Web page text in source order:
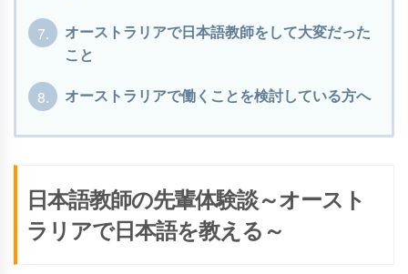
7.
オーストラリアで日本語教師をして大変だった
こと
8. オーストラリアで働くことを検討している方へ
日本語教師の先輩体験談～オースト
ラリアで日本語を教える～